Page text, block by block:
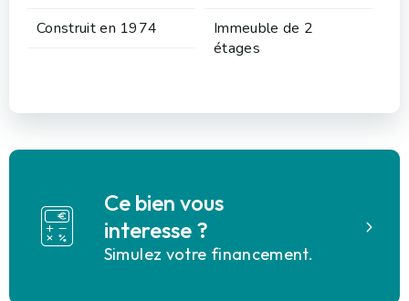
Construit en 1974
Immeuble de 2
étages
Ce bien vous
interesse ?
Simulez votre financement.